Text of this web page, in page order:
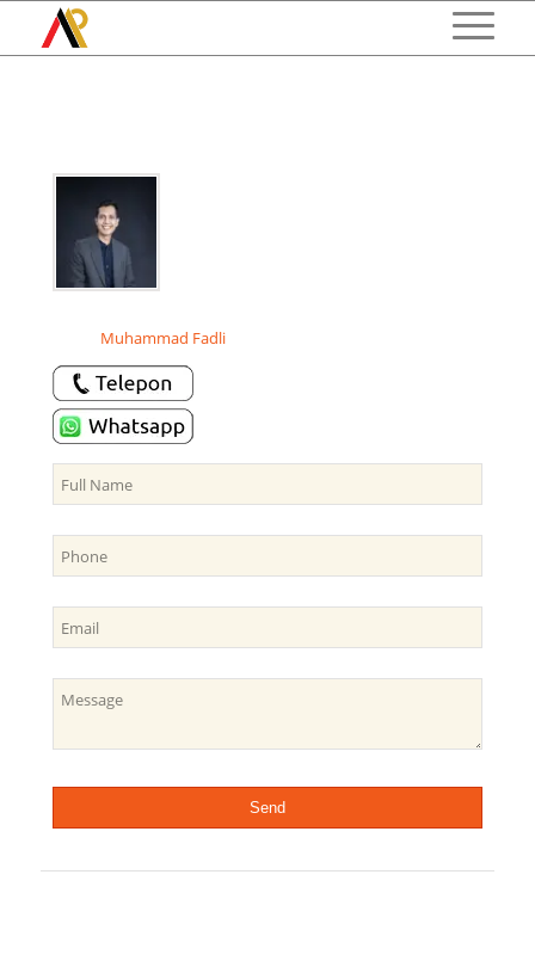
Muhammad Fadli